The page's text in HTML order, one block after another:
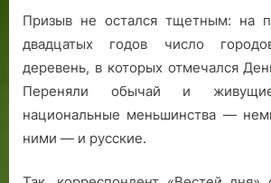
Призыв не остался тщетным: на
двадцатых годов число
деревень, в которых отмечался
Переняли обычай и
национальные меньшинства —
ними — и русские.